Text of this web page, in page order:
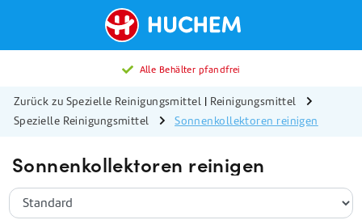
Alle Behälter pfandfrei
Zurück zu Spezielle Reinigungsmittel | Reinigungsmittel
Spezielle Reinigungsmittel
Sonnenkollektoren reinigen
Sonnenkollektoren reinigen